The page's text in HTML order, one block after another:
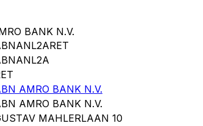
BANK N.V.
AMRO BANK N.V.
AMRO BANK N.V.
MAHLERLAAN 10